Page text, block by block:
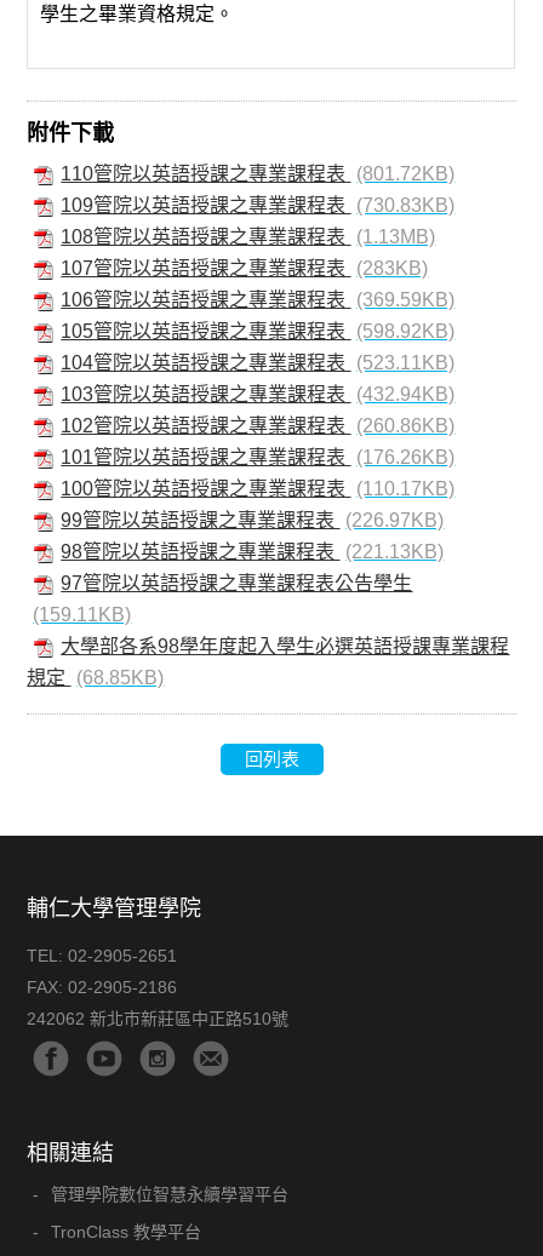
學生之畢業資格規定。
附件下載
110管院以英語授課之專業課程表
(801.72KB)
109管院以英語授課之專業課程表
(730.83KB)
108管院以英語授課之專業課程表
(1.13MB)
107管院以英語授課之專業課程表
(283KB)
106管院以英語授課之專業課程表
(369.59KB)
105管院以英語授課之專業課程表
(598.92KB)
104管院以英語授課之專業課程表
(523.11KB)
103管院以英語授課之專業課程表
(432.94KB)
102管院以英語授課之專業課程表
(260.86KB)
101管院以英語授課之專業課程表
(176.26KB)
100管院以英語授課之專業課程表
(110.17KB)
99管院以英語授課之專業課程表
(226.97KB)
98管院以英語授課之專業課程表
(221.13KB)
97管院以英語授課之專業課程表公告學生
(159.11KB)
大學部各系98學年度起入學生必選英語授課專業課程
規定
(68.85KB)
回列表
輔仁大學管理學院
TEL:02-2905-2651
FAX:02-2905-2186
242062 新北市新莊區中正路510號
相關連結
管理學院數位智慧永續學習平台
TronClass 教學平台